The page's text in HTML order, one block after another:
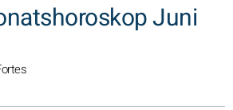
Juni